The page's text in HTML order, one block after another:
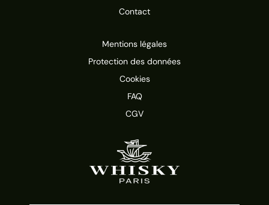
Contact
Mentions légales
Protection des données
Cookies
FAQ
CGV